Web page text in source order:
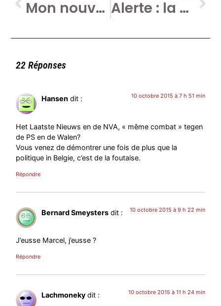
Mon nouveau livre sort mardi. Twonférence de presse (avis aux journo’s) Alerte : la Belgique emprisonne 7 journalistes à la une.
22 Réponses
Hansen dit : 10 octobre 2015 à 7 h 51 min
Het Laatste Nieuws en de NVA, « même combat » tegen
de PS en de Walen?
Vous venez de démontrer une fois de plus que la
politique in Belgie, c’est de la foutaise.
Répondre
Bernard Smeysters dit : 10 octobre 2015 à 9 h 22 min
J’eusse Marcel, j’eusse ?
Répondre
Lachmoneky dit : 10 octobre 2015 à 11 h 24 min